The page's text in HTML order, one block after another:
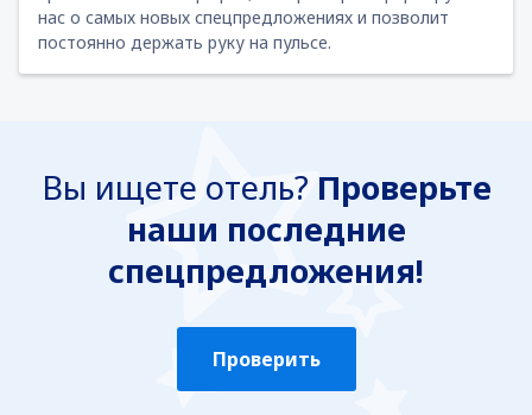
нас о самых новых спецпредложениях и позволит
постоянно держать руку на пульсе.
Вы ищете отель? Проверьте
наши последние
спецпредложения!
Проверить